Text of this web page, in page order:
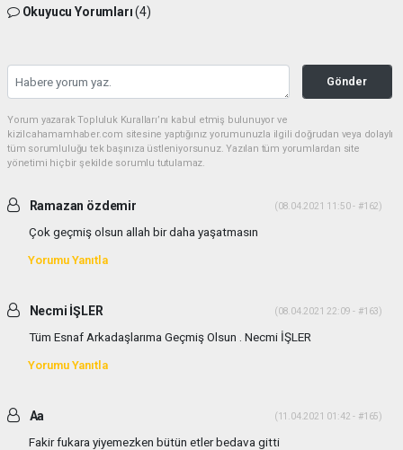
Okuyucu Yorumları(4)
Gönder
Yorum yazarak Topluluk Kuralları’nı kabul etmiş bulunuyor ve
kizilcahamamhaber.com sitesine yaptığınız yorumunuzla ilgili doğrudan veya dolaylı
tüm sorumluluğu tek başınıza üstleniyorsunuz. Yazılan tüm yorumlardan site
yönetimi hiçbir şekilde sorumlu tutulamaz.
Ramazan özdemir (08.04.2021 11:50 - #162)
Çok geçmiş olsun allah bir daha yaşatmasın
Yorumu Yanıtla
Necmi İŞLER (08.04.2021 22:09 - #163)
Tüm Esnaf Arkadaşlarıma Geçmiş Olsun . Necmi İŞLER
Yorumu Yanıtla
Aa (11.04.2021 01:42 - #165)
Fakir fukara yiyemezken bütün etler bedava gitti